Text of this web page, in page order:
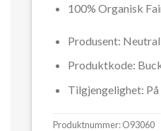
100% Organisk
Produsent: Neutral
Produktkode:
Tilgjengelighet: På
Produktnummer:O93060